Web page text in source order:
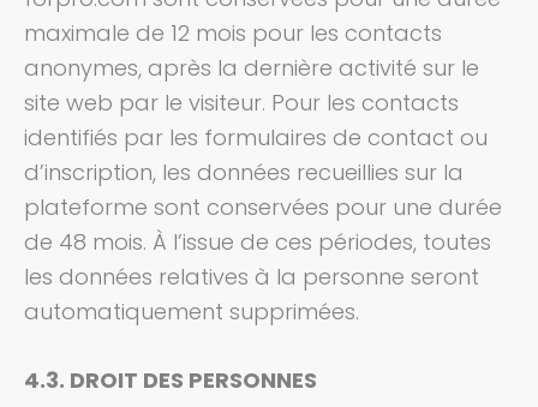
maximale de 12 mois pour les contacts
anonymes, après la dernière activité sur le
site web par le visiteur. Pour les contacts
identifiés par les formulaires de contact ou
d’inscription, les données recueillies sur la
plateforme sont conservées pour une durée
de 48 mois. À l’issue de ces périodes, toutes
les données relatives à la personne seront
automatiquement supprimées.
4.3. DROIT DES PERSONNES